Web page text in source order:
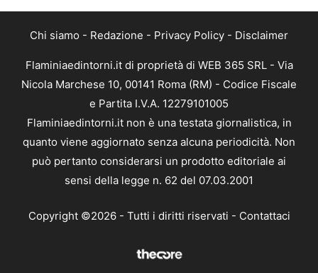
Chi siamo - Redazione - Privacy Policy - Disclaimer
Flaminiaedintorni.it di proprietà di WEB 365 SRL - Via
Nicola Marchese 10, 00141 Roma (RM) - Codice Fiscale
e Partita I.V.A. 12279101005
Flaminiaedintorni.it non è una testata giornalistica, in
quanto viene aggiornato senza alcuna periodicità. Non
può pertanto considerarsi un prodotto editoriale ai
sensi della legge n. 62 del 07.03.2001
Copyright ©2026 - Tutti i diritti riservati - Contattaci